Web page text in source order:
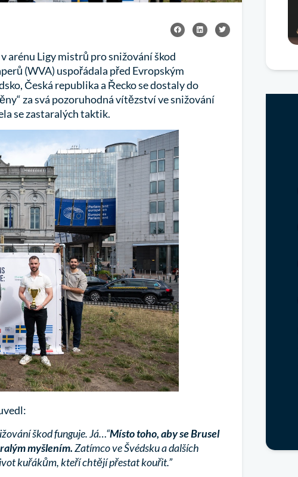
arénu Ligy mistrů pro snižování škod
(WVA) uspořádala před Evropským
Česká republika a Řecko se dostaly do
za svá pozoruhodná vítězství ve snižování
se zastaralých taktik.
škod funguje. Já…“Místo toho, aby se Brusel
myšlením.Zatímco ve Švédsku a dalších
kuřákům, kteří chtějí přestat kouřit.”